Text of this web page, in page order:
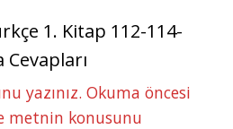
1. Kitap 112-114-
Cevapları
yazınız. Okuma öncesi
metnin konusunu